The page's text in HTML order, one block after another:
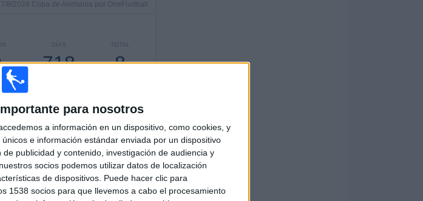
para nosotros
a información en un dispositivo, como cookies, y
e información estándar enviada por un dispositivo
publicidad y contenido, investigación de audiencia y
socios podemos utilizar datos de localización
de dispositivos. Puede hacer clic para
1538 socios para que llevemos a cabo el procesamiento
8/2024 Copa de Alemania por OneFootball
TOTAL
8
DÍAS
718
33
RIVALES
6
VS Hamburger